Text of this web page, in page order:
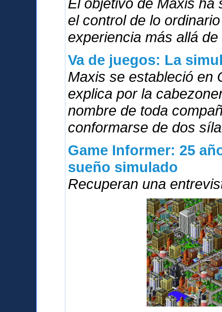
El objetivo de Maxis ha
el control de lo
experiencia más allá
Va de juegos: La
Maxis se estableció en
explica por la
nombre de toda
conformarse de dos
Game Informer: 25
sueño simulado
Recuperan una